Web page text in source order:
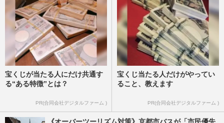
宝くじが当たる人にだけ共通す
る“ある特徴”とは？
PR(合同会社デジタルファーム )
宝くじ当たる人だけがやってい
ること、教えます
PR(合同会社デジタルファーム )
《オーバーツーリズム対策》京都市バスが「市民優先